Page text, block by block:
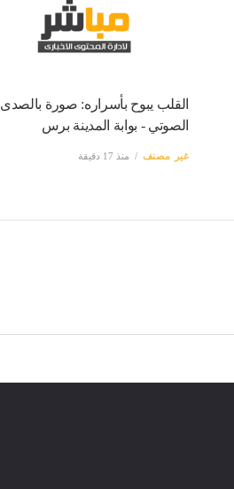
القلب يبوح بأسراره: صورة بالصدى
الصوتي - بوابة المدينة برس
غير مصنف منذ 17 دقيقة